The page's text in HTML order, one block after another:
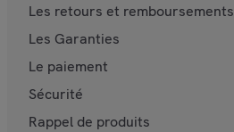
Les retours et remboursements
Les Garanties
Le paiement
Sécurité
Rappel de produits